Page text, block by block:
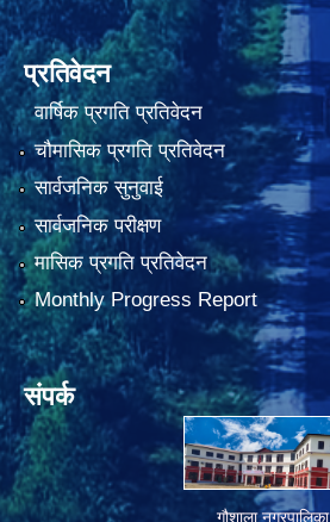
प्रतिवेदन
वार्षिक प्रगति प्रतिवेदन
चौमासिक प्रगति प्रतिवेदन
सार्वजनिक सुनुवाई
सार्वजनिक परीक्षण
मासिक प्रगति प्रतिवेदन
Monthly Progress Report
संपर्क
गौशाला नगरपालिका